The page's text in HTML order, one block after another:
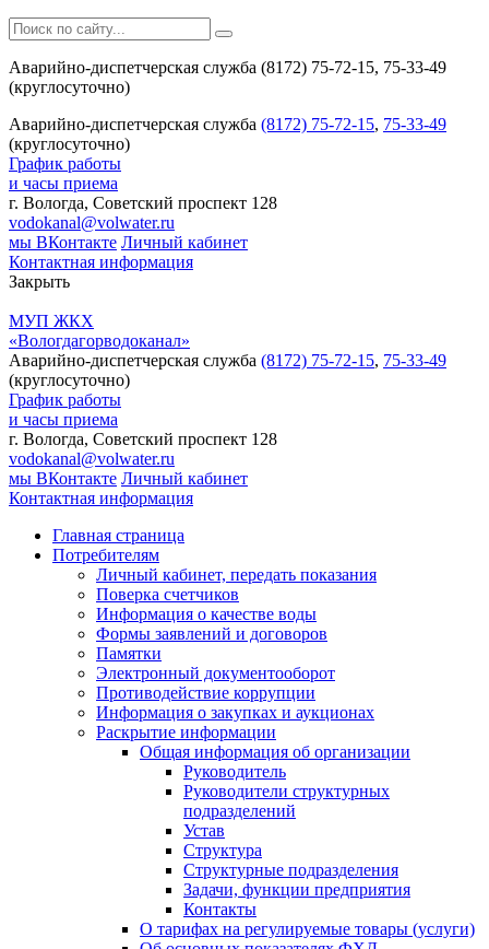
Аварийно-диспетчерская служба (8172) 75-72-15, 75-33-49
(круглосуточно)
Аварийно-диспетчерская служба (8172) 75-72-15, 75-33-49
(круглосуточно)
График работы
и часы приема
г. Вологда, Советский проспект 128
vodokanal@volwater.ru
мы ВКонтакте Личный кабинет
Контактная информация
Закрыть
МУП ЖКХ
«Вологдагорводоканал»
Аварийно-диспетчерская служба (8172) 75-72-15, 75-33-49
(круглосуточно)
График работы
и часы приема
г. Вологда, Советский проспект 128
vodokanal@volwater.ru
мы ВКонтакте Личный кабинет
Контактная информация
Главная страница
Потребителям
Личный кабинет, передать показания
Поверка счетчиков
Информация о качестве воды
Формы заявлений и договоров
Памятки
Электронный документооборот
Противодействие коррупции
Информация о закупках и аукционах
Раскрытие информации
Общая информация об организации
Руководитель
Руководители структурных
подразделений
Устав
Структура
Структурные подразделения
Задачи, функции предприятия
Контакты
О тарифах на регулируемые товары (услуги)